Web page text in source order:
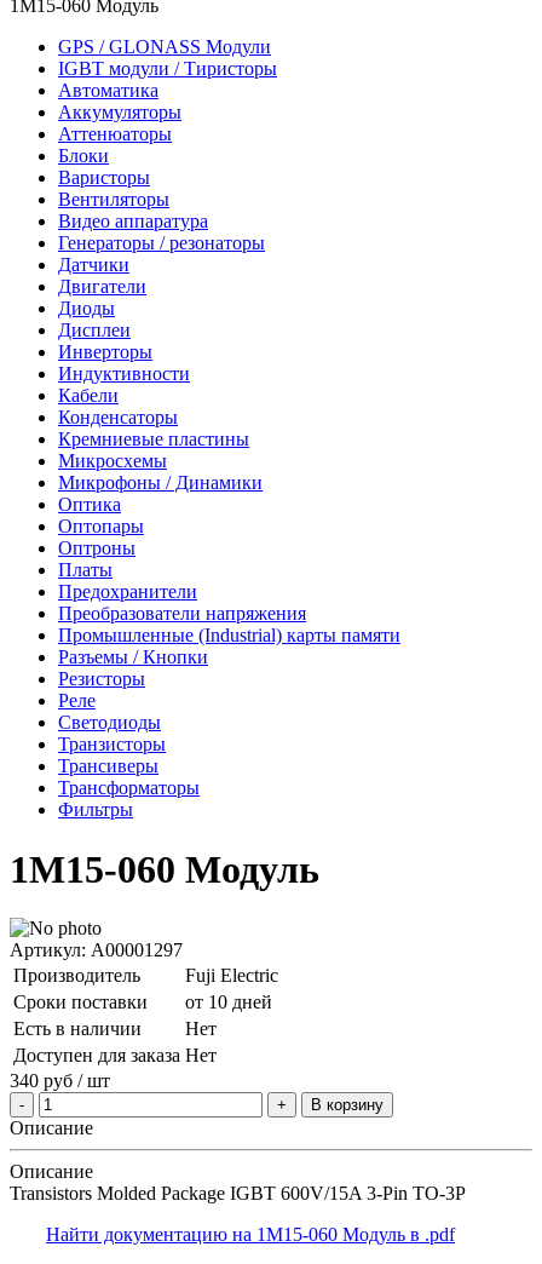
1M15-060 Модуль
GPS / GLONASS Модули
IGBT модули / Тиристоры
Автоматика
Аккумуляторы
Аттенюаторы
Блоки
Варисторы
Вентиляторы
Видео аппаратура
Генераторы / резонаторы
Датчики
Двигатели
Диоды
Дисплеи
Инверторы
Индуктивности
Кабели
Конденсаторы
Кремниевые пластины
Микросхемы
Микрофоны / Динамики
Оптика
Оптопары
Оптроны
Платы
Предохранители
Преобразователи напряжения
Промышленные (Industrial) карты памяти
Разъемы / Кнопки
Резисторы
Реле
Светодиоды
Транзисторы
Трансиверы
Трансформаторы
Фильтры
1M15-060 Модуль
Артикул: A00001297
Производитель
Fuji Electric
Сроки поставки
от 10 дней
Есть в наличии
Нет
Доступен для заказа Нет
340 руб / шт
В корзину
Описание
Описание
Transistors Molded Package IGBT 600V/15A 3-Pin TO-3P
Найти документацию на 1M15-060 Модуль в .pdf